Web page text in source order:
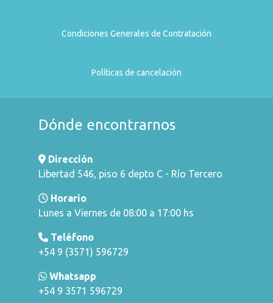
Condiciones Generales de Contratación
Políticas de cancelación
Dónde encontrarnos
Dirección
Libertad 546, piso 6 depto C - Río Tercero
Horario
Lunes a Viernes de 08:00 a 17:00 hs
Teléfono
+54 9 (3571) 596729
Whatsapp
+54 9 3571 596729